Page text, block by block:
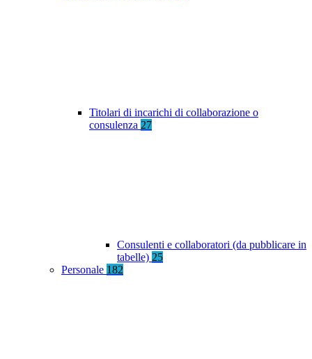
Titolari di incarichi di collaborazione o
consulenza 27
Consulenti e collaboratori (da pubblicare in
tabelle) 25
Personale 182